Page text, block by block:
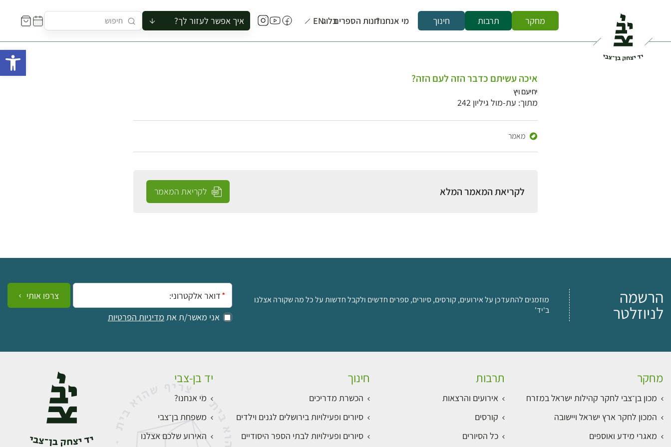
מחקר תרבות חינוך מי אנחנו?חנות הספריםבלוגEN איך אפשר לעזור לך?
להזמין סיור לקבוצה
איכה עשיתם כדבר הזה לעם הזה?
יחיעם ויץ
מתוך: עת-מול גיליון 242
מאמר
לקריאת המאמר המלא לקריאת המאמר
הרשמה
לניוזלטר
מוזמנים להתעדכן על אירועים, קורסים, סיורים, ספרים חדשים ולקבל חדשות על כל מה שקורה אצלנו
ב'יד'
אימייל:
אני מאשר/ת את מדיניות הפרטיות
צרפו אותי
מחקר
מכון בן־צבי לחקר קהילות ישראל במזרח
המכון לחקר ארץ ישראל ויישובה
מאגרי מידע ואוספים
תרבות
אירועים והרצאות
קורסים
כל הסיורים
חינוך
הכשרת מדריכים
סיורים ופעילויות בירושלים לגנים וילדים
סיורים ופעילויות לבתי הספר היסודיים
יד בן-צבי
מי אנחנו?
משפחת בן־צבי
האירוע שלכם אצלנו